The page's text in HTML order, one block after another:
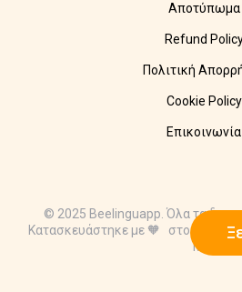
Αποτύπωμα
Refund
Πολιτική
Cookie Policy
Επικοινωνία
© 2025 Beelinguapp. Όλα τα
Κατασκευάστηκε με 🧡 στο
MX.